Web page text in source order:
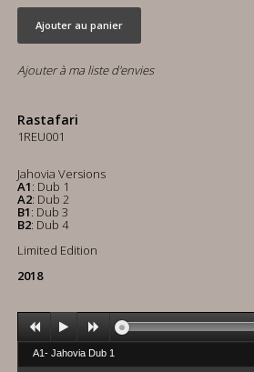
Ajouter au panier
Ajouter à ma liste d'envies
Rastafari
1REU001
Jahovia Versions
A1: Dub 1
A2: Dub 2
B1: Dub 3
B2: Dub 4
Limited Edition
2018
A1- Jahovia Dub 1